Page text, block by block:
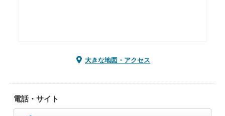
大きな地図・アクセス
電話・サイト